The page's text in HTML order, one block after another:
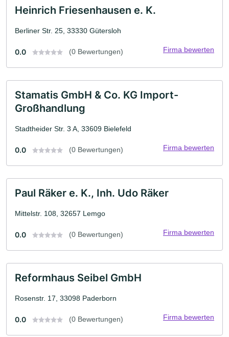
Heinrich Friesenhausen e. K.
Berliner Str. 25, 33330 Gütersloh
0.0 (0 Bewertungen) Firma bewerten
Stamatis GmbH & Co. KG Import-
Großhandlung
Stadtheider Str. 3 A, 33609 Bielefeld
0.0 (0 Bewertungen) Firma bewerten
Paul Räker e. K., Inh. Udo Räker
Mittelstr. 108, 32657 Lemgo
0.0 (0 Bewertungen) Firma bewerten
Reformhaus Seibel GmbH
Rosenstr. 17, 33098 Paderborn
0.0 (0 Bewertungen) Firma bewerten